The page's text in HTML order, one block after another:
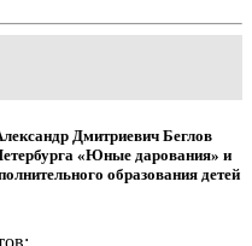
Дмитриевич Беглов
«Юные дарования» и
образования детей